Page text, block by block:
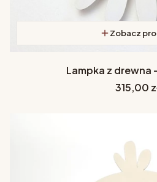
Zobacz
Lampka z drewna
Cena
315,00